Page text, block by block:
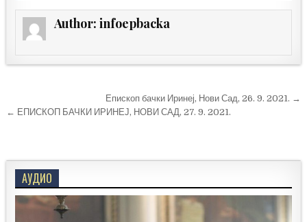
Author:infoepbacka
чланка
Епископ бачки Иринеј, Нови Сад, 26. 9. 2021. →
← ЕПИСКОП БАЧКИ ИРИНЕЈ, НОВИ САД, 27. 9. 2021.
АУДИО